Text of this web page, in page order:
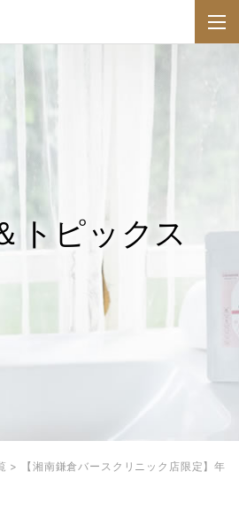
トピックス
>
【湘南鎌倉バースクリニック店限定】年